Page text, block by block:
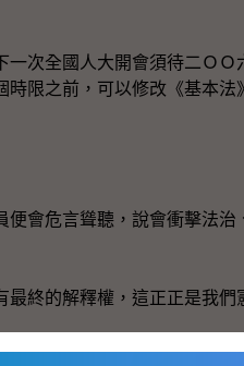
次全國人大開會須待二ＯＯ
限之前，可以修改《基本法
會危言聳聽，說會衝擊法治
終的解釋權，這正正是我們
大常委會就《基本法》有關